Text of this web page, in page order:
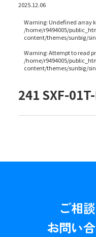
2025.12.06
Warning: Undefined array
/home/r9494005/
content/themes/sunbig/
Warning: Attempt to read
/home/r9494005/
content/themes/sunbig/
241 SXF-
ご相
お問い